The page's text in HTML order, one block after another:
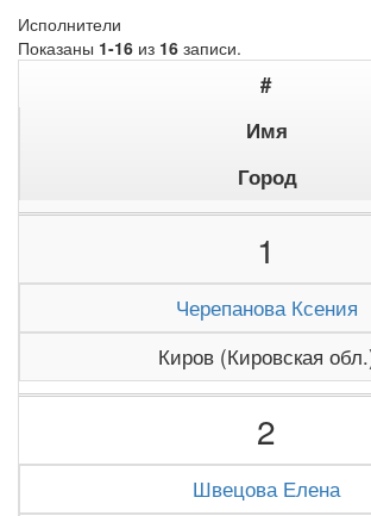
Исполнители
Показаны 1-16 из 16 записи.
#
Имя
Город
1
Черепанова Ксения
Киров (Кировская
2
Швецова Елена